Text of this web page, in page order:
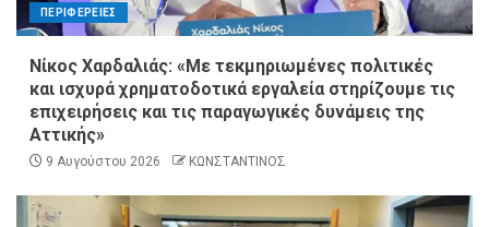
ΠΕΡΙΦΕΡΕΙΕΣ
Νίκος Χαρδαλιάς: «Με τεκμηριωμένες πολιτικές
και ισχυρά χρηματοδοτικά εργαλεία στηρίζουμε τις
επιχειρήσεις και τις παραγωγικές δυνάμεις της
Αττικής»
9 Αυγούστου 2026 ΚΩΝΣΤΑΝΤΙΝΟΣ